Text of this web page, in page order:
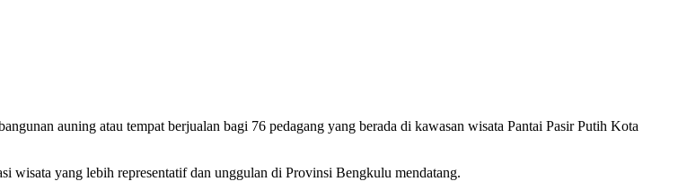
auning atau tempat berjualan bagi 76 pedagang yang berada di kawasan wisata Pantai Pasir Putih Kota
wisata yang lebih representatif dan unggulan di Provinsi Bengkulu mendatang.